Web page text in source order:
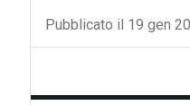
Pubblicato il 19 gen